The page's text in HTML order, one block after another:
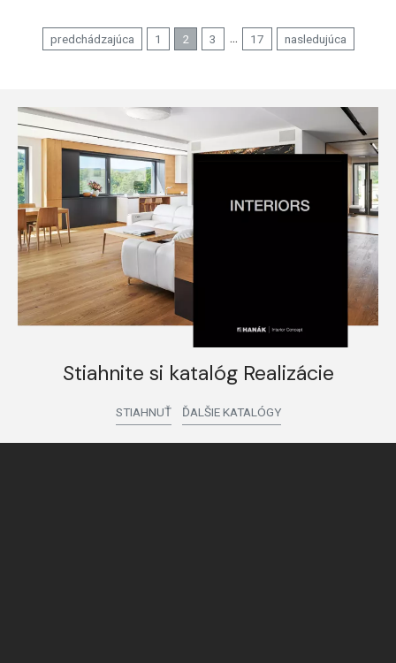
predchádzajúca 1 2 3 ... 17 nasledujúca
Stiahnite si katalóg Realizácie
STIAHNUŤ ĎALŠIE KATALÓGY